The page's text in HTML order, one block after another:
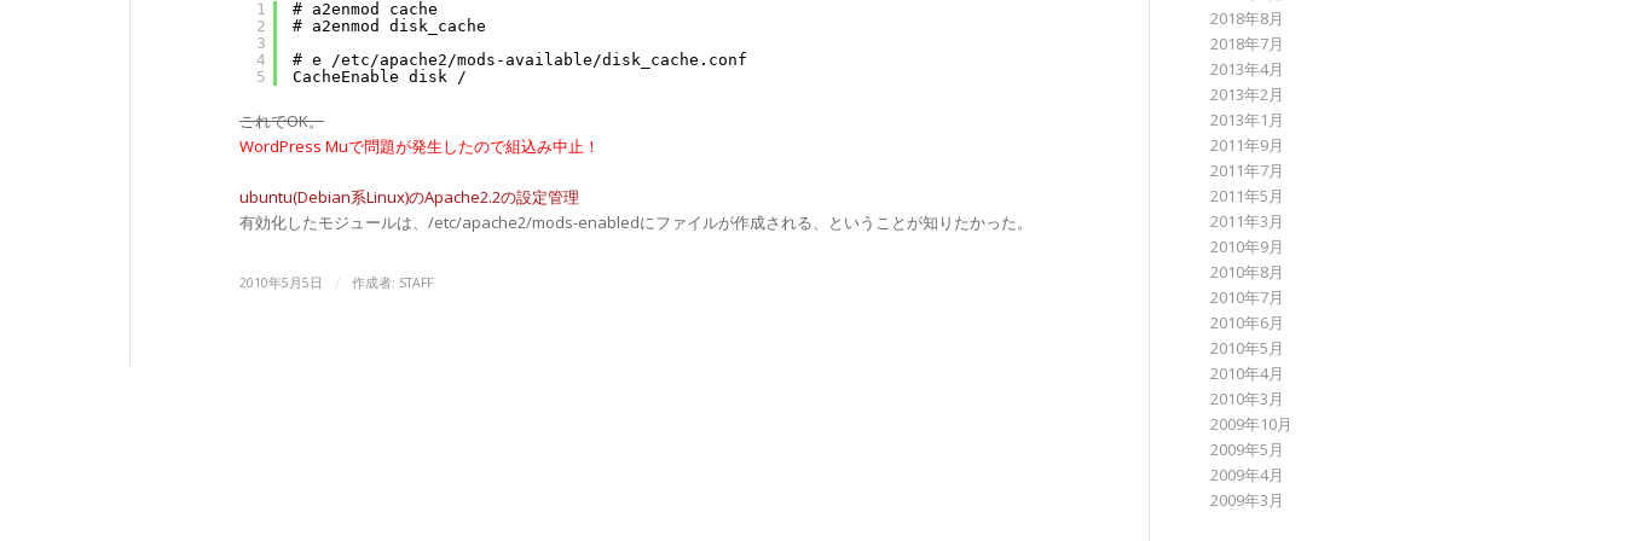
1
2
3
4
5
# a2enmod cache
# a2enmod disk_cache
# e /etc/apache2/mods-available/disk_cache.conf
CacheEnable disk /
これでOK。
WordPress Muで問題が発生したので組込み中止！
ubuntu(Debian系Linux)のApache2.2の設定管理
有効化したモジュールは、/etc/apache2/mods-enabledにファイルが作成される、ということが知りたかった。
2010年5月5日 / 作成者: STAFF
2018年8月
2018年7月
2013年4月
2013年2月
2013年1月
2011年9月
2011年7月
2011年5月
2011年3月
2010年9月
2010年8月
2010年7月
2010年6月
2010年5月
2010年4月
2010年3月
2009年10月
2009年5月
2009年4月
2009年3月